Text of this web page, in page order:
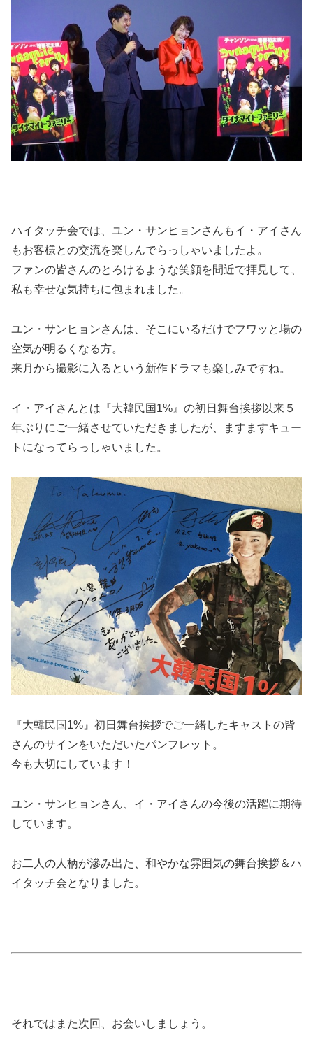
ハイタッチ会では、ユン・サンヒョンさんもイ・アイさん
もお客様との交流を楽しんでらっしゃいましたよ。
ファンの皆さんのとろけるような笑顔を間近で拝見して、
私も幸せな気持ちに包まれました。
ユン・サンヒョンさんは、そこにいるだけでフワッと場の
空気が明るくなる方。
来月から撮影に入るという新作ドラマも楽しみですね。
イ・アイさんとは『大韓民国1%』の初日舞台挨拶以来５
年ぶりにご一緒させていただきましたが、ますますキュー
トになってらっしゃいました。
『大韓民国1%』初日舞台挨拶でご一緒したキャストの皆
さんのサインをいただいたパンフレット。
今も大切にしています！
ユン・サンヒョンさん、イ・アイさんの今後の活躍に期待
しています。
お二人の人柄が滲み出た、和やかな雰囲気の舞台挨拶＆ハ
イタッチ会となりました。
それではまた次回、お会いしましょう。